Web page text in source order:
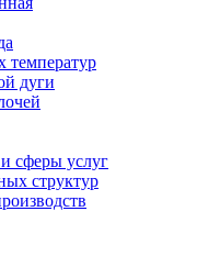
дуги
сферы услуг
структур